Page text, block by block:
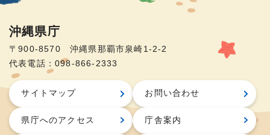
沖縄県庁
〒900-8570 沖縄県那覇市泉崎1-2-2
代表電話：098-866-2333
サイトマップ お問い合わせ
県庁へのアクセス 庁舎案内